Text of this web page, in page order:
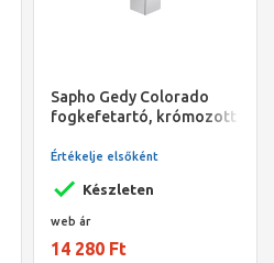
Sapho Gedy Colorado
fogkefetartó, krómozott
Készleten
Értékelje elsőként
web ár
14 280 Ft